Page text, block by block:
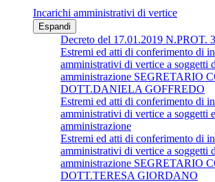
Incarichi amministrativi di vertice
Espandi
Decreto del 17.01.2019 N.PROT.
Estremi ed atti di conferimento di
amministrativi di vertice a soggetti
amministrazione SEGRETARIO
DOTT.DANIELA GOFFREDO
Estremi ed atti di conferimento di
amministrativi di vertice a soggetti
amministrazione
Estremi ed atti di conferimento di
amministrativi di vertice a soggetti
amministrazione SEGRETARIO
DOTT.TERESA GIORDANO